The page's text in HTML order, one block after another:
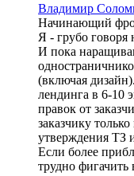
Владимир
Начинающий
Я - грубо
И пока
(включая
лендинга в 6-10
правок от
заказчику
утверждения ТЗ
Если более
трудно фигачить